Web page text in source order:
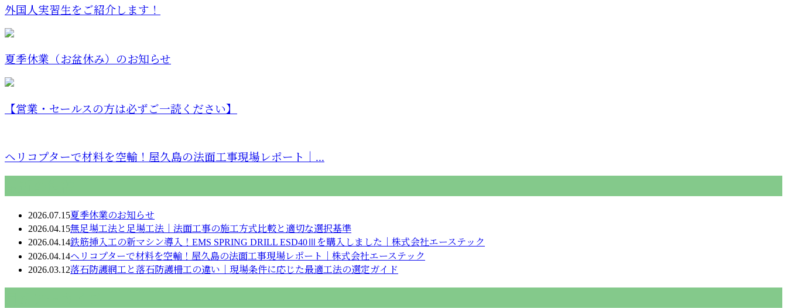
外国人実習生をご紹介します！
夏季休業（お盆休み）のお知らせ
【営業・セールスの方は必ずご一読ください】
ヘリコプターで材料を空輸！屋久島の法面工事現場レポート｜...
2026.07.15夏季休業のお知らせ
2026.04.15無足場工法と足場工法｜法面工事の施工方式比較と適切な選択基準
2026.04.14鉄筋挿入工の新マシン導入！EMS SPRING DRILL ESD40Ⅲを購入しました｜株式会社エーステック
2026.04.14ヘリコプターで材料を空輸！屋久島の法面工事現場レポート｜株式会社エーステック
2026.03.12落石防護網工と落石防護柵工の違い｜現場条件に応じた最適工法の選定ガイド